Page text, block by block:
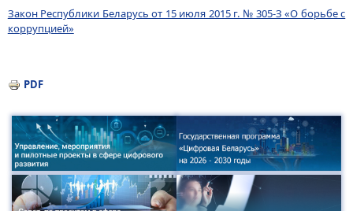
Закон Республики Беларусь от 15 июля 2015 г. № 305-З «О борьбе с
коррупцией»
PDF